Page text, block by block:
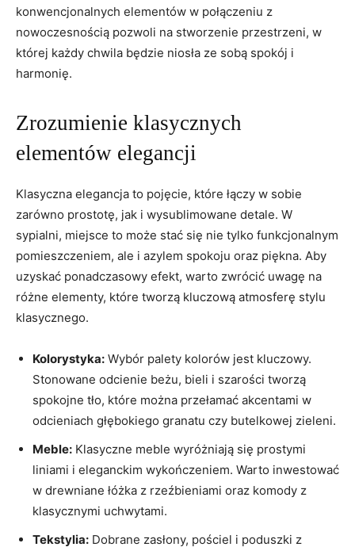
konwencjonalnych elementów w połączeniu z
nowoczesnością pozwoli na stworzenie przestrzeni, w
której każdy chwila będzie niosła ze sobą spokój i
harmonię.
Zrozumienie klasycznych
elementów elegancji
Klasyczna elegancja to pojęcie, które łączy w sobie
zarówno prostotę, jak i wysublimowane detale. W
sypialni, miejsce to może stać się nie tylko funkcjonalnym
pomieszczeniem, ale i azylem spokoju oraz piękna. Aby
uzyskać ponadczasowy efekt, warto zwrócić uwagę na
różne elementy, które tworzą kluczową atmosferę stylu
klasycznego.
Kolorystyka: Wybór palety kolorów jest kluczowy.
Stonowane odcienie beżu, bieli i szarości tworzą
spokojne tło, które można przełamać akcentami w
odcieniach głębokiego granatu czy butelkowej zieleni.
Meble: Klasyczne meble wyróżniają się prostymi
liniami i eleganckim wykończeniem. Warto inwestować
w drewniane łóżka z rzeźbieniami oraz komody z
klasycznymi uchwytami.
Tekstylia: Dobrane zasłony, pościel i poduszki z